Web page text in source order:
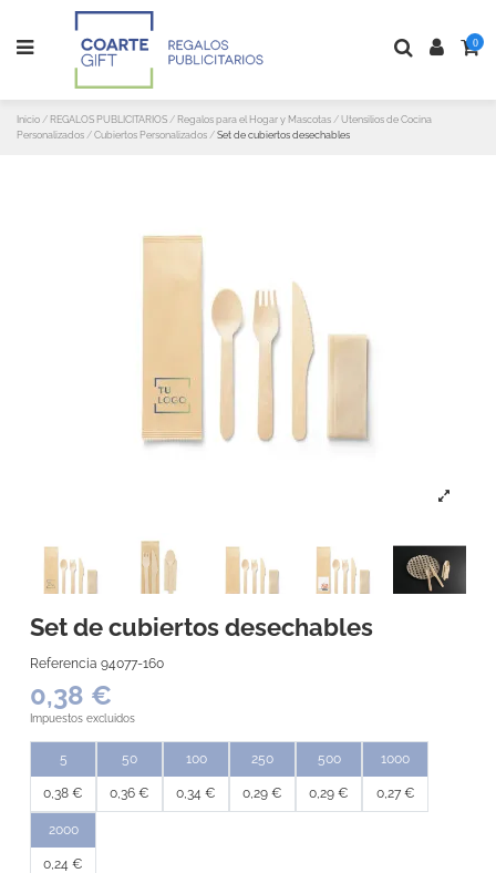
0
Inicio REGALOS PUBLICITARIOS Regalos para el Hogar y Mascotas
Utensilios de Cocina
Personalizados
Cubiertos Personalizados Set de cubiertos desechables
Set de cubiertos desechables
Referencia 94077-160
0,38 €
Impuestos excluidos
5
0,38 €
50
0,36 €
100
0,34 €
250
0,29 €
500
0,29 €
1000
0,27 €
2000
0,24 €